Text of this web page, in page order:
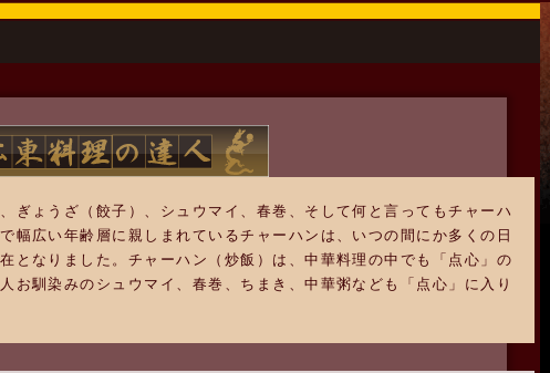
ぎょうざ（餃子）、シュウマイ、春巻、そして何と言ってもチャーハ
幅広い年齢層に親しまれているチャーハンは、いつの間にか多くの日
となりました。チャーハン（炒飯）は、中華料理の中でも「点心」の
お馴染みのシュウマイ、春巻、ちまき、中華粥なども「点心」に入り